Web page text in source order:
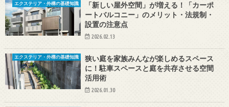
エクステリア・外構の基礎知識
「新しい屋外空間」が増える！「カーポ
ートバルコニー」のメリット・法規制・
設置の注意点
2026.02.13
エクステリア・外構の基礎知識
狭い庭を家族みんなが楽しめるスペース
に！駐車スペースと庭を共存させる空間
活用術
2026.01.30